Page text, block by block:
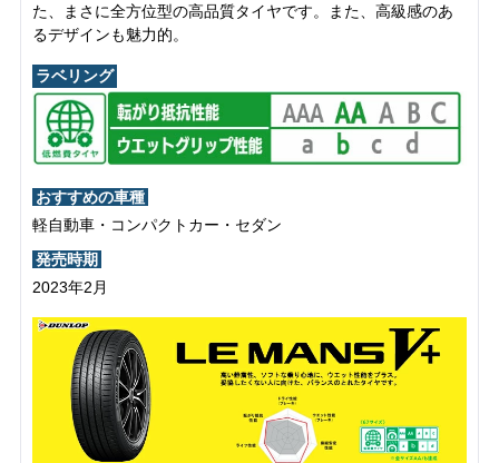
た、まさに全方位型の高品質タイヤです。また、高級感のあ
るデザインも魅力的。
ラベリング
おすすめの車種
軽自動車・コンパクトカー・セダン
発売時期
2023年2月